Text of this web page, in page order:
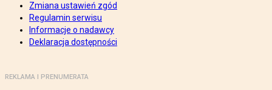
Zmiana ustawień zgód
Regulamin serwisu
Informacje o nadawcy
Deklaracja dostępności
REKLAMA I PRENUMERATA